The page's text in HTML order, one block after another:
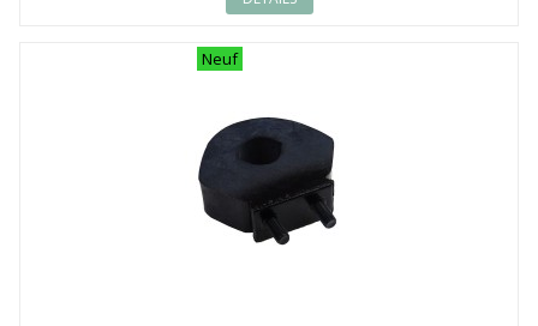
Neuf